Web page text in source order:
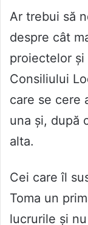
Ar trebui să
despre cât
proiectelor și
Consiliului
care se cere
una și, după
alta.
Cei care îl
Toma un
lucrurile și